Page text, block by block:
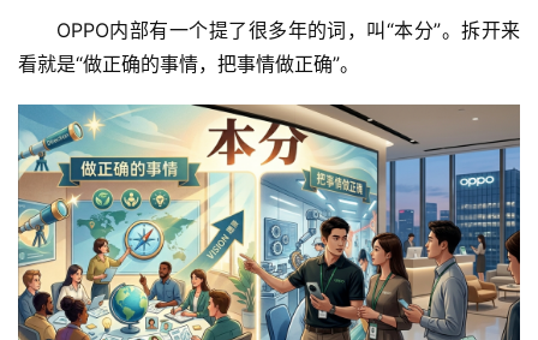
OPPO内部有一个提了很多年的词，叫“本分”。拆开来
看就是“做正确的事情，把事情做正确”。